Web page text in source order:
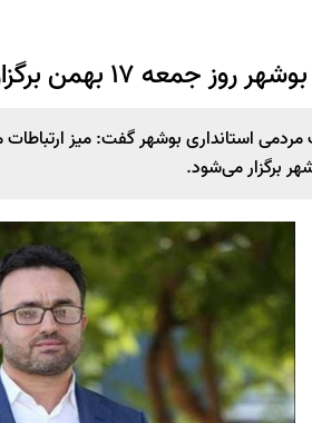
مردمی استانداری بوشهر گفت: میز